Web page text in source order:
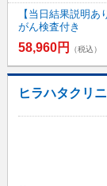
【当日結果説明
がん検査付き
58,960円 （税込）
ヒラハタクリ